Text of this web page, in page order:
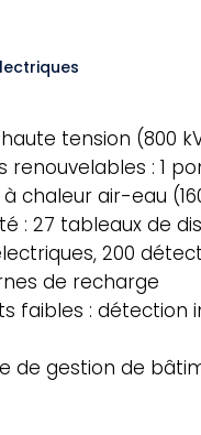
tension (800
renouvelables : 1
chaleur air-eau
: 27 tableaux de
200
de recharge
faibles : détection
de gestion de